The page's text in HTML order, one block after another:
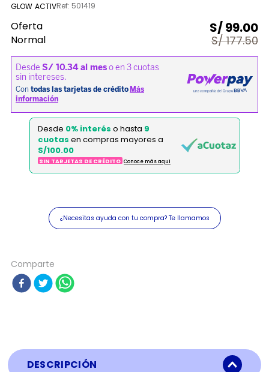
GLOW ACTIVRef: 501419
Oferta S/99.00
Normal S/177.50
Desde 0% interés o hasta 9
cuotas en compras mayores a
S/100.00
SIN TARJETAS DE CRÉDITO Conoce más aqui
¿Necesitas ayuda con tu compra? Te llamamos
Comparte
DESCRIPCIÓN